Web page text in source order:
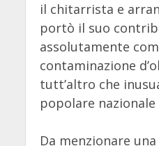
il chitarrista e
portò il suo
assolutamente
contaminazione
tutt’altro che
popolare
Da menzionare